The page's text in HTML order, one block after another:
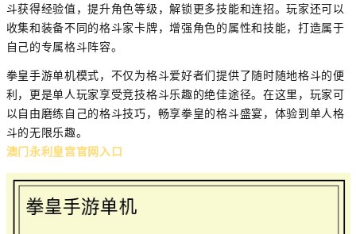
斗获得经验值，提升角色等级，解锁更多技能和连招。玩家还可以
收集和装备不同的格斗家卡牌，增强角色的属性和技能，打造属于
自己的专属格斗阵容。
拳皇手游单机模式，不仅为格斗爱好者们提供了随时随地格斗的便
利，更是单人玩家享受竞技格斗乐趣的绝佳途径。在这里，玩家可
以自由磨练自己的格斗技巧，畅享拳皇的格斗盛宴，体验到单人格
斗的无限乐趣。
澳门永利皇宫官网入口